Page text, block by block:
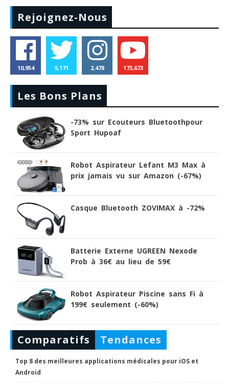
Rejoignez-Nous
10,954 5,171 2,478 173,673
Les Bons Plans
-73% sur Ecouteurs Bluetoothpour
Sport Hupoaf
Robot Aspirateur Lefant M3 Max à
prix jamais vu sur Amazon (-67%)
Casque Bluetooth ZOVIMAX à -72%
Batterie Externe UGREEN Nexode
Prob à 36€ au lieu de 59€
Robot Aspirateur Piscine sans Fi à
199€ seulement (-60%)
Comparatifs Tendances
Top 8 des meilleures applications médicales pour iOS et
Android